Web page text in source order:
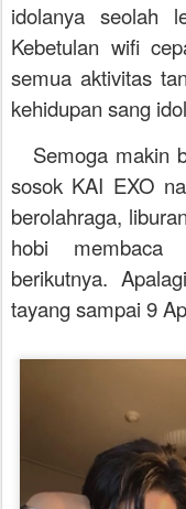
idolanya seolah
Kebetulan wifi
semua aktivitas
kehidupan sang
Semoga makin
sosok KAI EXO
berolahraga,
hobi membaca
berikutnya. Apalagi
tayang sampai 9